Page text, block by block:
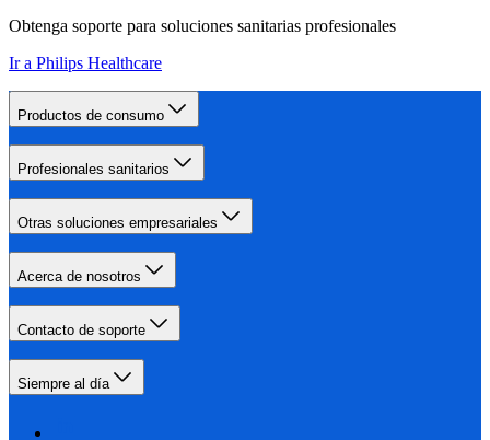
Obtenga soporte para soluciones sanitarias profesionales
Ir a Philips Healthcare
Productos de consumo
Profesionales sanitarios
Otras soluciones empresariales
Acerca de nosotros
Contacto de soporte
Siempre al día